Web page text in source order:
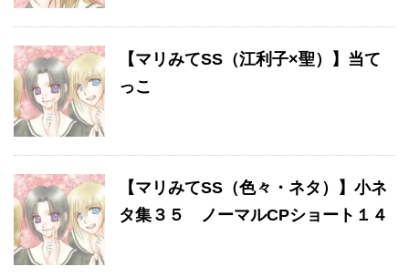
【マリみてSS（江利子×聖）】当て
っこ
【マリみてSS（色々・ネタ）】小ネ
タ集３５ ノーマルCPショート１４